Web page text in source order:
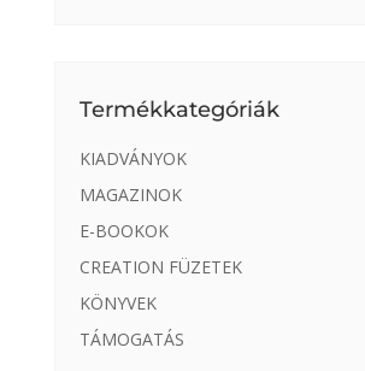
Termékkategóriák
KIADVÁNYOK
MAGAZINOK
E-BOOKOK
CREATION FÜZETEK
KÖNYVEK
TÁMOGATÁS